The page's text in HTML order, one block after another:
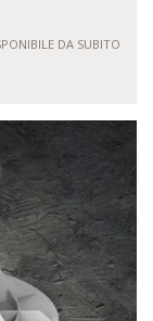
DA SUBITO